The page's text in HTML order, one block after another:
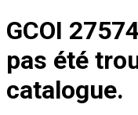
GCOI
pas été
catalogue.